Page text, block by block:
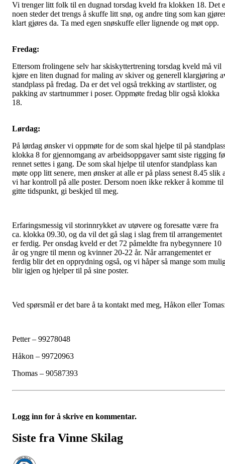
Vi trenger litt folk til en dugnad torsdag kveld fra klokken 18. Det
noen steder det trengs å skuffe litt snø, og andre ting som kan
klart gjøres da. Ta med egen snøskuffe eller lignende og møt opp.
Fredag:
Ettersom frolingene selv har skiskyttertrening torsdag kveld må vil
kjøre en liten dugnad for maling av skiver og generell klargjøring
standplass på fredag. Da er det vel også trekking av startlister, og
pakking av startnummer i poser. Oppmøte fredag blir også klokka
18.
Lørdag:
På lørdag ønsker vi oppmøte for de som skal hjelpe til på
klokka 8 for gjennomgang av arbeidsoppgaver samt siste rigging
rennet settes i gang. De som skal hjelpe til utenfor standplass kan
møte opp litt senere, men ønsker at alle er på plass senest 8.45 slik
vi har kontroll på alle poster. Dersom noen ikke rekker å komme til
gitte tidspunkt, gi beskjed til meg.
Erfaringsmessig vil storinnrykket av utøvere og foresatte være fra
ca. klokka 09.30, og da vil det gå slag i slag frem til arrangementet
er ferdig. Per onsdag kveld er det 72 påmeldte fra nybegynnere 10
år og yngre til menn og kvinner 20-22 år. Når arrangementet er
ferdig blir det en opprydning også, og vi håper så mange som
blir igjen og hjelper til på sine poster.
Ved spørsmål er det bare å ta kontakt med meg, Håkon eller
Petter – 99278048
Håkon – 99720963
Thomas – 90587393
Logg inn for å skrive en kommentar.
Siste fra Vinne Skilag